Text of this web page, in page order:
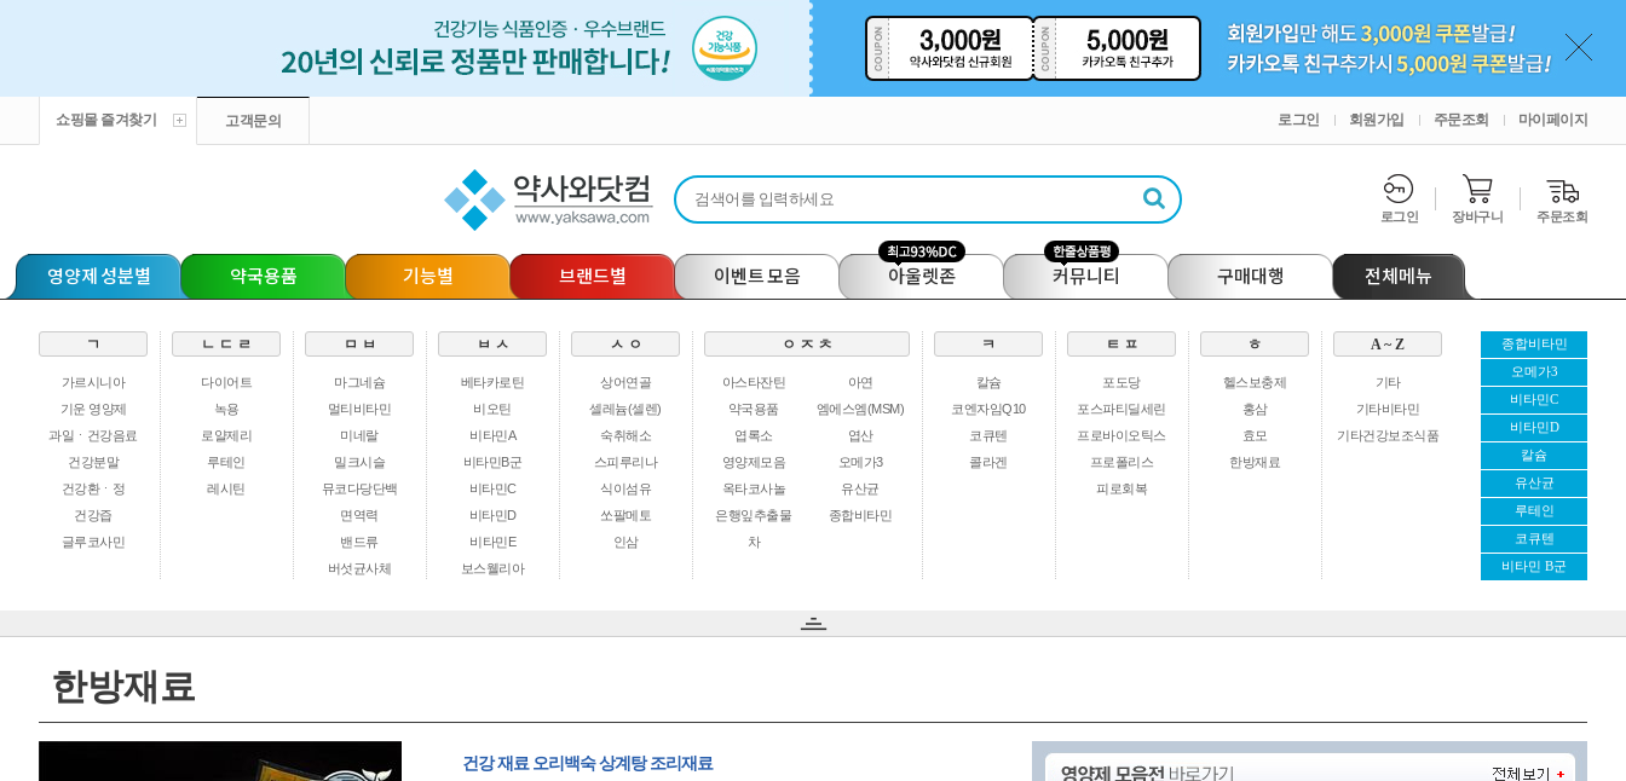
쇼핑몰 즐겨찾기 고객문의 로그인 회원가입 주문조회 마이페이지
주문조회
장바구니
로그인
영양제 성분별 약국용품 기능별 브랜드별 이벤트 모음 아울렛존 커뮤니티 구매대행 전체메뉴
ㄱ
가르시니아
기운 영양제
과일ㆍ건강음료
건강분말
건강환ㆍ정
건강즙
글루코사민
ㄴ ㄷ ㄹ
다이어트
녹용
로얄제리
루테인
레시틴
ㅁ ㅂ
마그네슘
멀티비타민
미네랄
밀크시슬
뮤코다당단백
면역력
밴드류
버섯균사체
ㅂ ㅅ
베타카로틴
비오틴
비타민A
비타민B군
비타민C
비타민D
비타민E
보스웰리아
ㅅ ㅇ
상어연골
셀레늄(셀렌)
숙취해소
스피루리나
식이섬유
쏘팔메토
인삼
ㅇ ㅈ ㅊ
아스타잔틴
아연
약국용품
엠에스엠(MSM)
엽록소
엽산
영양제모음
오메가3
옥타코사놀
유산균
은행잎추출물
종합비타민
차
ㅋ
칼슘
코엔자임Q10
코큐텐
콜라겐
ㅌ ㅍ
포도당
포스파티딜세린
프로바이오틱스
프로폴리스
피로회복
ㅎ
헬스보충제
홍삼
효모
한방재료
A ~ Z
기타
기타비타민
기타건강보조식품
종합비타민
오메가3
비타민C
비타민D
칼슘
유산균
루테인
코큐텐
비타민 B군
한방재료
건강 재료 오리백숙 상계탕 조리재료